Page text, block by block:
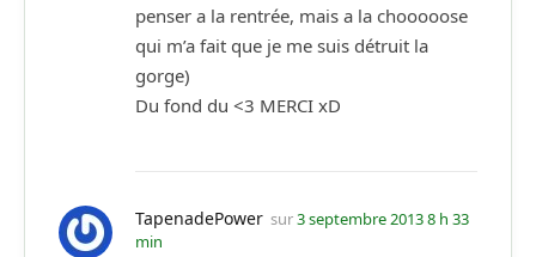
penser a la rentrée, mais a la chooooose
qui m’a fait que je me suis détruit la
gorge)
Du fond du <3 MERCI xD
TapenadePower sur3 septembre 2013 8 h 33
min